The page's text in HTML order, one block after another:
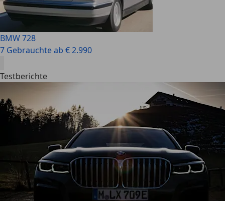
BMW 728
7 Gebrauchte ab € 2.990
Testberichte